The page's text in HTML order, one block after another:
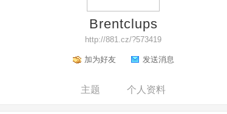
Brentclups
http://881.cz/?573419
加为好友 发送消息
主题 个人资料